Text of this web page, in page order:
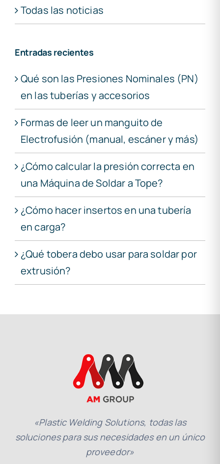
Todas las noticias
Entradas recientes
Qué son las Presiones Nominales (PN)
en las tuberías y accesorios
Formas de leer un manguito de
Electrofusión (manual, escáner y más)
¿Cómo calcular la presión correcta en
una Máquina de Soldar a Tope?
¿Cómo hacer insertos en una tubería
en carga?
¿Qué tobera debo usar para soldar por
extrusión?
«Plastic Welding Solutions, todas las
soluciones para sus necesidades en un único
proveedor»